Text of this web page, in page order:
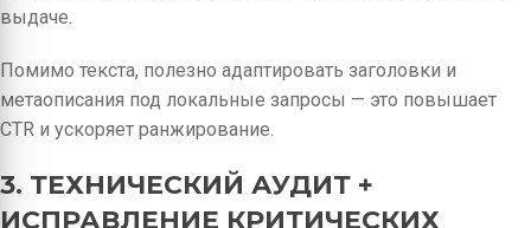
выдаче.
Помимо текста, полезно адаптировать заголовки и
метаописания под локальные запросы — это повышает
CTR и ускоряет ранжирование.
3. ТЕХНИЧЕСКИЙ АУДИТ +
ИСПРАВЛЕНИЕ КРИТИЧЕСКИХ